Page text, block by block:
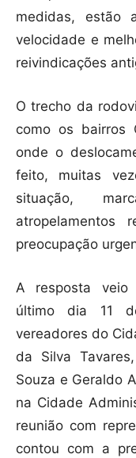
medidas, estão
velocidade e
reivindicações
O trecho da
como os bairros
onde o
feito, muitas
situação,
atropelamentos
preocupação
A resposta veio
último dia 11
vereadores do
da Silva
Souza e Geraldo
na Cidade
reunião com
contou com a